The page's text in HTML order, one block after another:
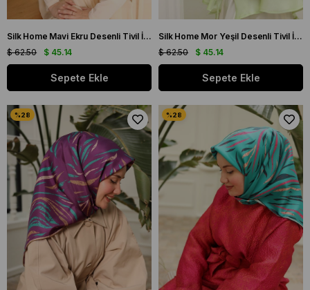
Silk Home Mavi Ekru Desenli Tivil İpek Eşarp 11432-57
$ 45.14
$ 62.50
Sepete Ekle
Silk Home Mor Yeşil Desenli Tivil İpek Eşarp 11432-20
$ 45.14
$ 62.50
Sepete Ekle